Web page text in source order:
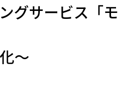
グサービス「
～